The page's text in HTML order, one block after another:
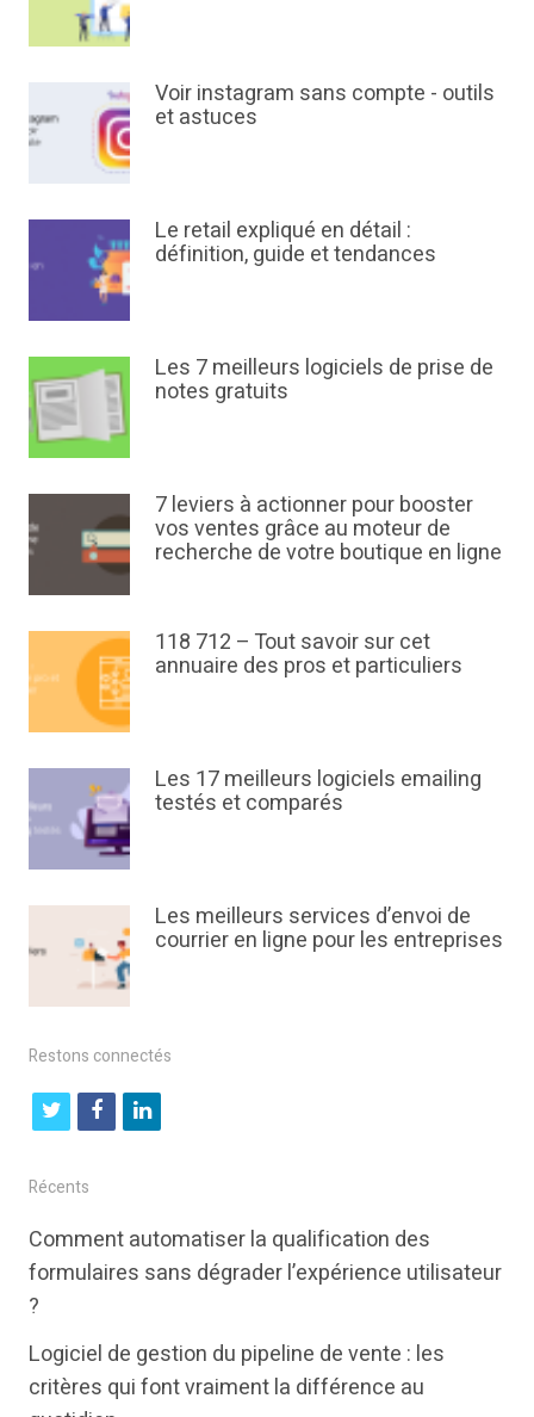
Voir instagram sans compte - outils
et astuces
Le retail expliqué en détail :
définition, guide et tendances
Les 7 meilleurs logiciels de prise de
notes gratuits
7 leviers à actionner pour booster
vos ventes grâce au moteur de
recherche de votre boutique en ligne
118 712 – Tout savoir sur cet
annuaire des pros et particuliers
Les 17 meilleurs logiciels emailing
testés et comparés
Les meilleurs services d’envoi de
courrier en ligne pour les entreprises
Restons connectés
t
i
t
r
f
b
k
l
k
e
n
Récents
Comment automatiser la qualification des
formulaires sans dégrader l’expérience utilisateur
?
Logiciel de gestion du pipeline de vente : les
critères qui font vraiment la différence au